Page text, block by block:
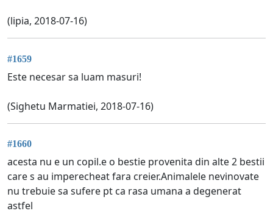
(lipia, 2018-07-16)
#1659
Este necesar sa luam masuri!
(Sighetu Marmatiei, 2018-07-16)
#1660
acesta nu e un copil.e o bestie provenita din alte 2 bestii
care s au imperecheat fara creier.Animalele nevinovate
nu trebuie sa sufere pt ca rasa umana a degenerat
astfel